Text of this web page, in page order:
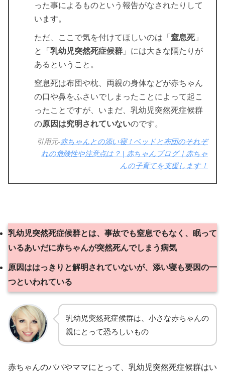
った事によるものという報告がなされたりして
います。
ただ、ここで気を付けてほしいのは「 窒息死」
と「 乳幼児突然死症候群 」には大きな隔たりが
あるということ。
窒息死は布団や枕、両親の身体などが赤ちゃん
の口や鼻をふさいでしまったことによって起こ
ったことですが、いまだ、乳幼児突然死症候群
の原因は究明されていないのです。
引用元-赤ちゃんとの添い寝！ベッドと布団のそれぞ
れの危険性や注意点は？ | 赤ちゃんブログ｜赤ちゃ
んの子育てを支援します！
乳幼児突然死症候群とは、事故でも窒息でもなく、眠って
いるあいだに赤ちゃんが突然死んでしまう病気
原因ははっきりと解明されていないが、添い寝も要因の一
つといわれている
乳幼児突然死症候群は、小さな赤ちゃんの
親にとって恐ろしいもの
赤ちゃんのパパやママにとって、乳幼児突然死症候群はい